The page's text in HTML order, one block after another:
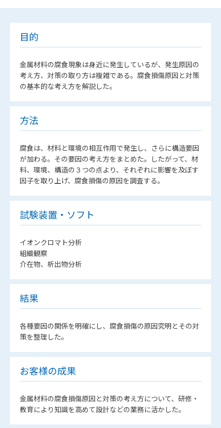
目的
金属材料の腐食現象は身近に発生しているが、発生原因の
考え方、対策の取り方は複雑である。腐食損傷原因と対策
の基本的な考え方を解説した。
方法
腐食は、材料と環境の相互作用で発生し、さらに構造要因
が加わる。その要因の考え方をまとめた。したがって、材
料、環境、構造の３つの点より、それぞれに影響を及ぼす
因子を取り上げ、腐食損傷の原因を調査する。
試験装置・ソフト
イオンクロマト分析
組織観察
介在物、析出物分析
結果
各種要因の関係を明確にし、腐食損傷の原因究明とその対
策を整理した。
お客様の成果
金属材料の腐食損傷原因と対策の考え方について、研修・
教育により知識を高めて設計などの業務に活かした。